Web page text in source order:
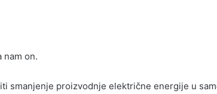
nam on.
smanjenje proizvodnje električne energije u